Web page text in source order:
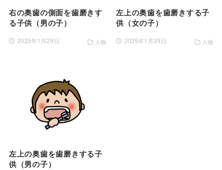
右の奥歯の側面を歯磨きす
る子供（男の子）
2025年1月29日 人物
左上の奥歯を歯磨きする子
供（女の子）
2025年1月29日 人物
左上の奥歯を歯磨きする子
供（男の子）